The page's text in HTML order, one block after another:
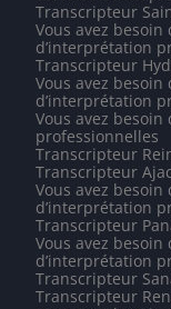
Transcripteur
Vous avez besoin
d’interprétation
Transcripteur
Vous avez besoin
d’interprétation
Vous avez
professionnelles
Transcripteur
Transcripteur
Vous avez besoin
d’interprétation
Transcripteur
Vous avez besoin
d’interprétation
Transcripteur
Transcripteur